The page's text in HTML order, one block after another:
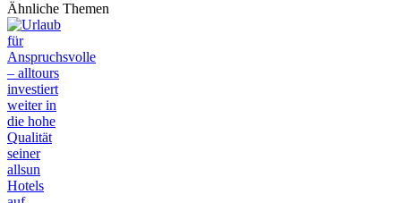
Ähnliche Themen